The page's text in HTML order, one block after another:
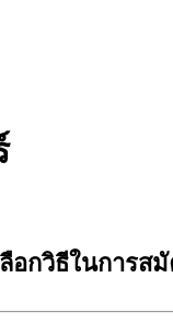
ลือกวิธีในการส